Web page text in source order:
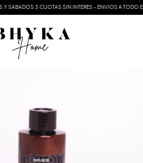
SABADOS 3 CUOTAS SIN INTERES - ENVIOS A TODO